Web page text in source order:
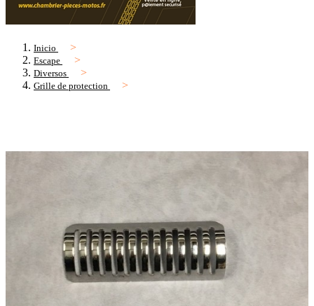
Inicio
Escape
Diversos
Grille de protection